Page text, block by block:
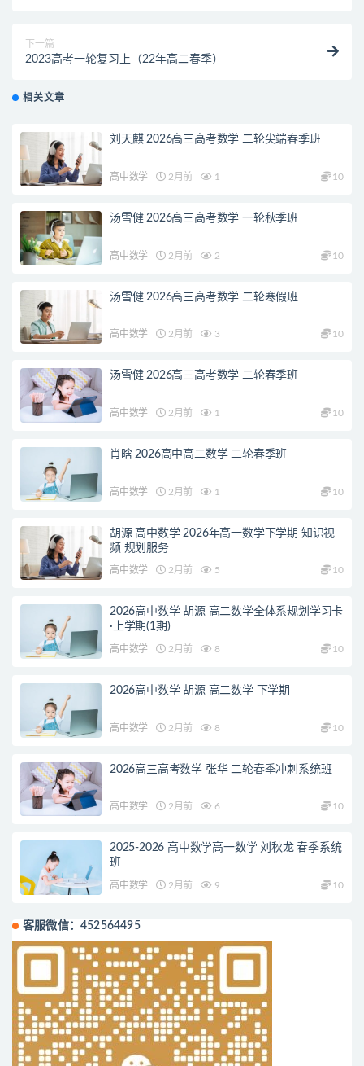
下一篇
2023高考一轮复习上（22年高二春季）
相关文章
刘天麒 2026高三高考数学 二轮尖端春季班
高中数学 2月前 1 10
汤雪健 2026高三高考数学 一轮秋季班
高中数学 2月前 2 10
汤雪健 2026高三高考数学 二轮寒假班
高中数学 2月前 3 10
汤雪健 2026高三高考数学 二轮春季班
高中数学 2月前 1 10
肖晗 2026高中高二数学 二轮春季班
高中数学 2月前 1 10
胡源 高中数学 2026年高一数学下学期 知识视
频 规划服务
高中数学 2月前 5 10
2026高中数学 胡源 高二数学全体系规划学习卡
·上学期(1期)
高中数学 2月前 8 10
2026高中数学 胡源 高二数学 下学期
高中数学 2月前 8 10
2026高三高考数学 张华 二轮春季冲刺系统班
高中数学 2月前 6 10
2025-2026 高中数学高一数学 刘秋龙 春季系统
班
高中数学 2月前 9 10
客服微信：452564495